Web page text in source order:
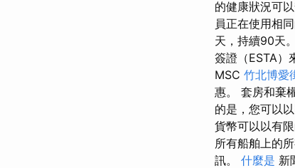
的健康狀況可
員正在使用相
天，持續90天。
簽證（ESTA）
MSC 竹北博愛
惠。 套房和棄
的是，您可以
貨幣可以以有
所有船舶上的
訊。 什麼是 新